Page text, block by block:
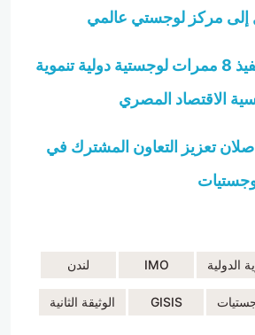
مركز لوجستي عالمي
كامل الوزير: تنفيذ 8 ممرات لوجستية دولية تنموية
الاقتصاد المصري
تعزيز التعاون المشترك في
IMO لندن
GISIS الوثيقة الثانية